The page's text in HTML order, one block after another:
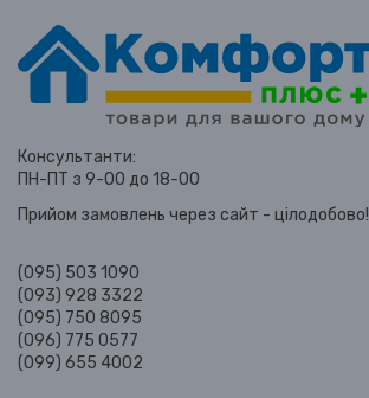
Консультанти:
ПН-ПТ з 9-00 до 18-00
Прийом замовлень через сайт - цілодобово!
(095) 503 1090
(093) 928 3322
(095) 750 8095
(096) 775 0577
(099) 655 4002